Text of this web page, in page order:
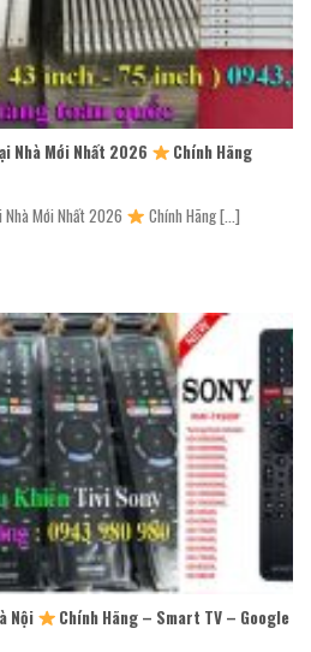
Nhà Mới Nhất 2026 Chính Hãng
Nhà Mới Nhất 2026 Chính Hãng [...]
Nội
Chính Hãng – Smart TV – Google